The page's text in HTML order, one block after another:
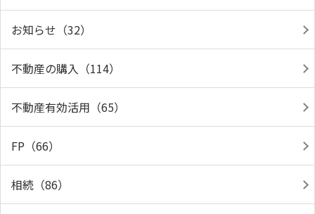
お知らせ（32）
不動産の購入（114）
不動産有効活用（65）
FP（66）
相続（86）